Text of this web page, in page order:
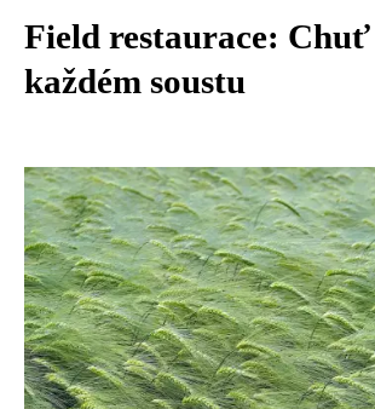
Field restaurace:
každém soustu